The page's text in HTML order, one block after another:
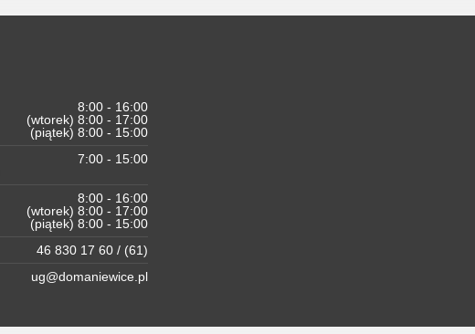
8:00 - 16:00
(wtorek) 8:00 - 17:00
(piątek) 8:00 - 15:00
7:00 - 15:00
8:00 - 16:00
(wtorek) 8:00 - 17:00
(piątek) 8:00 - 15:00
46 830 17 60 / (61)
ug@domaniewice.pl